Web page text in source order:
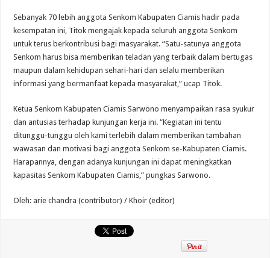
Sebanyak 70 lebih anggota Senkom Kabupaten Ciamis hadir pada
kesempatan ini, Titok mengajak kepada seluruh anggota Senkom
untuk terus berkontribusi bagi masyarakat. “Satu-satunya anggota
Senkom harus bisa memberikan teladan yang terbaik dalam bertugas
maupun dalam kehidupan sehari-hari dan selalu memberikan
informasi yang bermanfaat kepada masyarakat,” ucap Titok.
Ketua Senkom Kabupaten Ciamis Sarwono menyampaikan rasa syukur
dan antusias terhadap kunjungan kerja ini. “Kegiatan ini tentu
ditunggu-tunggu oleh kami terlebih dalam memberikan tambahan
wawasan dan motivasi bagi anggota Senkom se-Kabupaten Ciamis.
Harapannya, dengan adanya kunjungan ini dapat meningkatkan
kapasitas Senkom Kabupaten Ciamis,” pungkas Sarwono.
Oleh: arie chandra (contributor) / Khoir (editor)